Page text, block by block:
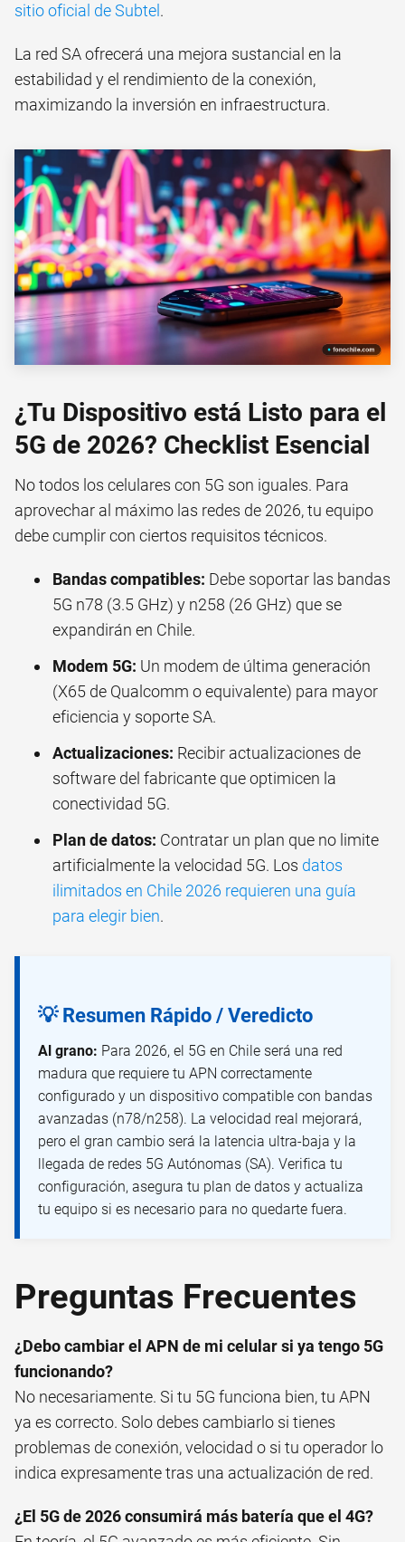
sitio oficial de Subtel .
La red SA ofrecerá una mejora sustancial en la
estabilidad y el rendimiento de la conexión,
maximizando la inversión en infraestructura.
¿Tu Dispositivo está Listo para el
5G de 2026? Checklist Esencial
No todos los celulares con 5G son iguales. Para
aprovechar al máximo las redes de 2026, tu equipo
debe cumplir con ciertos requisitos técnicos.
Bandas compatibles: Debe soportar las bandas
5G n78 (3.5 GHz) y n258 (26 GHz) que se
expandirán en Chile.
Modem 5G: Un modem de última generación
(X65 de Qualcomm o equivalente) para mayor
eficiencia y soporte SA.
Actualizaciones: Recibir actualizaciones de
software del fabricante que optimicen la
conectividad 5G.
Plan de datos: Contratar un plan que no limite
artificialmente la velocidad 5G. Los datos
ilimitados en Chile 2026 requieren una guía
para elegir bien.
💡 Resumen Rápido / Veredicto
Al grano: Para 2026, el 5G en Chile será una red
madura que requiere tu APN correctamente
configurado y un dispositivo compatible con bandas
avanzadas (n78/n258). La velocidad real mejorará,
pero el gran cambio será la latencia ultra-baja y la
llegada de redes 5G Autónomas (SA). Verifica tu
configuración, asegura tu plan de datos y actualiza
tu equipo si es necesario para no quedarte fuera.
Preguntas Frecuentes
¿Debo cambiar el APN de mi celular si ya tengo 5G
funcionando?
No necesariamente. Si tu 5G funciona bien, tu APN
ya es correcto. Solo debes cambiarlo si tienes
problemas de conexión, velocidad o si tu operador lo
indica expresamente tras una actualización de red.
¿El 5G de 2026 consumirá más batería que el 4G?